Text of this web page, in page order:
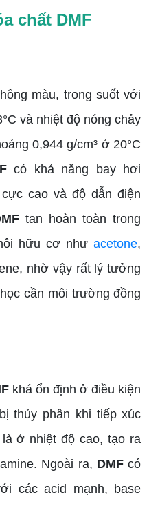
chất DMF
màu, trong suốt với
và nhiệt độ nóng chảy
0,944 g/cm³ ở 20°C
có khả năng bay hơi
cao và độ dẫn điện
tan hoàn toàn trong
hữu cơ nhưacetone,
nhờ vậy rất lý tưởng
cần môi trường đồng
khá ổn định ở điều kiện
thủy phân khi tiếp xúc
ở nhiệt độ cao, tạo ra
Ngoài ra, DMFcó
các acid mạnh, base